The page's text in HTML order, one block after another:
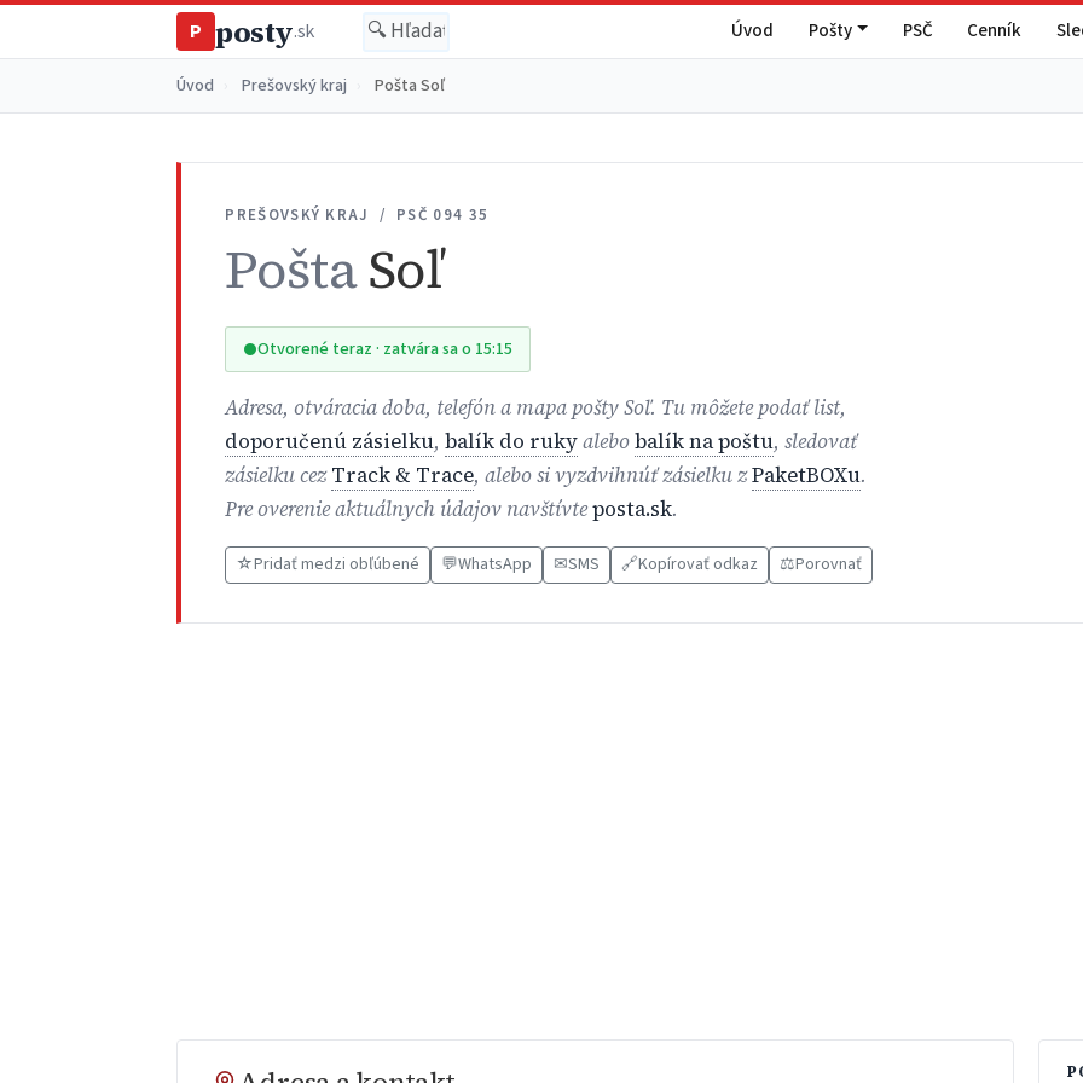
P posty.sk Úvod Pošty PSČ Cenník
Úvod Prešovský kraj Pošta Soľ
PREŠOVSKÝ KRAJ / PSČ 094 35
PoštaSoľ
Otvorené teraz · zatvára sa o 15:15
Adresa, otváracia doba, telefón a mapa pošty Soľ. Tu môžete podať list,
doporučenú zásielku,balík do rukyalebobalík na poštu, sledovať
zásielku cezTrack & Trace, alebo si vyzdvihnúť zásielku zPaketBOXu.
Pre overenie aktuálnych údajov navštívteposta.sk.
☆Pridať medzi obľúbené 💬WhatsApp ✉SMS 🔗Kopírovať odkaz ⚖️Porovnať